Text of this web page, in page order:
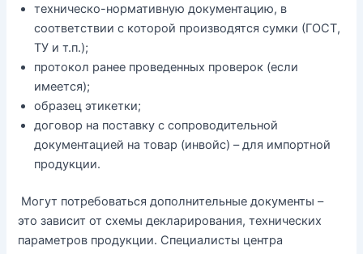
техническо-нормативную документацию, в
соответствии с которой производятся сумки (ГОСТ,
ТУ и т.п.);
протокол ранее проведенных проверок (если
имеется);
образец этикетки;
договор на поставку с сопроводительной
документацией на товар (инвойс) – для импортной
продукции.
Могут потребоваться дополнительные документы –
это зависит от схемы декларирования, технических
параметров продукции. Специалисты центра